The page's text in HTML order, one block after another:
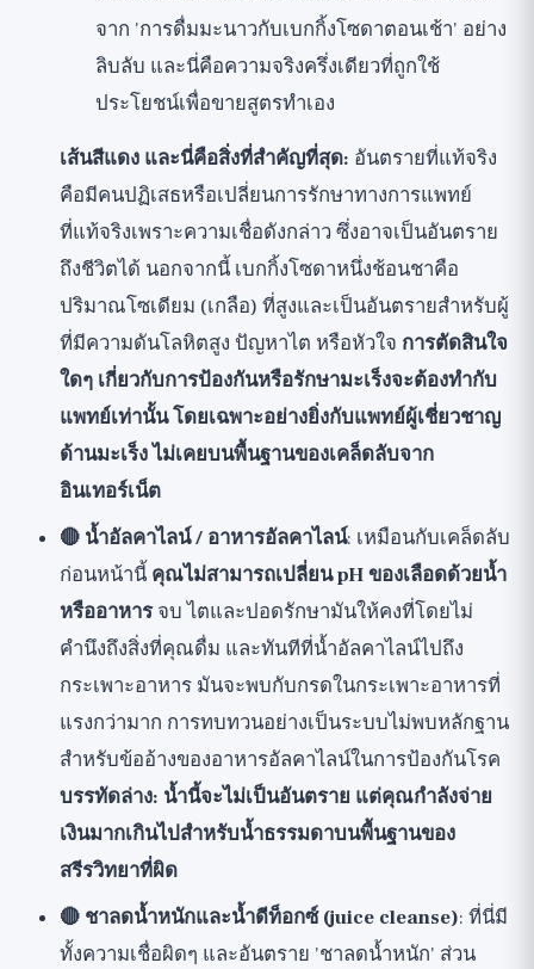
จาก 'การดื่มมะนาวกับเบกกิ้งโซดาตอนเช้า' อย่าง
ลิบลับ และนี่คือความจริงครึ่งเดียวที่ถูกใช้
ประโยชน์เพื่อขายสูตรทำเอง
เส้นสีแดง และนี่คือสิ่งที่สำคัญที่สุด: อันตรายที่แท้จริง
คือมีคนปฏิเสธหรือเปลี่ยนการรักษาทางการแพทย์
ที่แท้จริงเพราะความเชื่อดังกล่าว ซึ่งอาจเป็นอันตราย
ถึงชีวิตได้ นอกจากนี้ เบกกิ้งโซดาหนึ่งช้อนชาคือ
ปริมาณโซเดียม (เกลือ) ที่สูงและเป็นอันตรายสำหรับผู้
ที่มีความดันโลหิตสูง ปัญหาไต หรือหัวใจ การตัดสินใจ
ใดๆ เกี่ยวกับการป้องกันหรือรักษามะเร็งจะต้องทำกับ
แพทย์เท่านั้น โดยเฉพาะอย่างยิ่งกับแพทย์ผู้เชี่ยวชาญ
ด้านมะเร็ง ไม่เคยบนพื้นฐานของเคล็ดลับจาก
อินเทอร์เน็ต
🔴 น้ำอัลคาไลน์ / อาหารอัลคาไลน์: เหมือนกับเคล็ดลับ
ก่อนหน้านี้ คุณไม่สามารถเปลี่ยน pH ของเลือดด้วยน้ำ
หรืออาหารจบ ไตและปอดรักษามันให้คงที่โดยไม่
คำนึงถึงสิ่งที่คุณดื่ม และทันทีที่น้ำอัลคาไลน์ไปถึง
กระเพาะอาหาร มันจะพบกับกรดในกระเพาะอาหารที่
แรงกว่ามาก การทบทวนอย่างเป็นระบบไม่พบหลักฐาน
สำหรับข้ออ้างของอาหารอัลคาไลน์ในการป้องกันโรค
บรรทัดล่าง: น้ำนี้จะไม่เป็นอันตราย แต่คุณกำลังจ่าย
เงินมากเกินไปสำหรับน้ำธรรมดาบนพื้นฐานของ
สรีรวิทยาที่ผิด
🔴 ชาลดน้ำหนักและน้ำดีท็อกซ์ (juice cleanse): ที่นี่มี
ทั้งความเชื่อผิดๆ และอันตราย 'ชาลดน้ำหนัก' ส่วน